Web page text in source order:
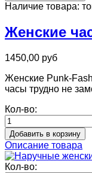
Наличие товара:
Женские
1450,00 руб
Женские Punk-
часы трудно не
Кол-во:
Описание товара
Кол-во: